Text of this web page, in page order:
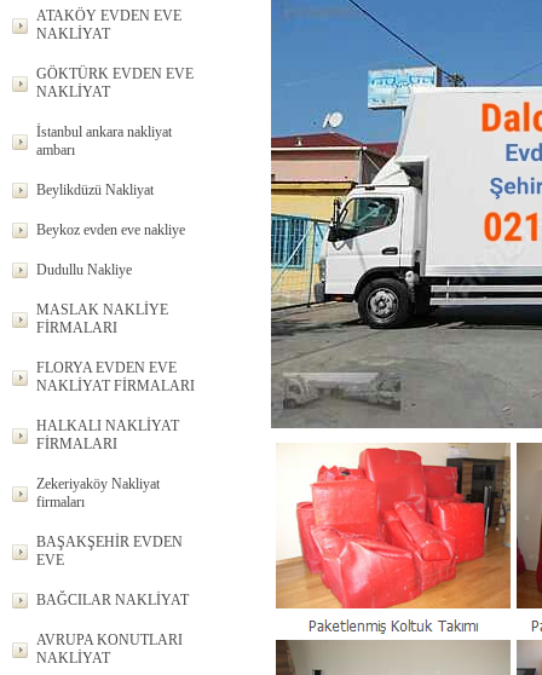
ATAKÖY EVDEN EVE
NAKLİYAT
GÖKTÜRK EVDEN EVE
NAKLİYAT
İstanbul ankara nakliyat
ambarı
Beylikdüzü Nakliyat
Beykoz evden eve nakliye
Dudullu Nakliye
MASLAK NAKLİYE
FİRMALARI
FLORYA EVDEN EVE
NAKLİYAT FİRMALARI
HALKALI NAKLİYAT
FİRMALARI
Zekeriyaköy Nakliyat
firmaları
BAŞAKŞEHİR EVDEN
EVE
BAĞCILAR NAKLİYAT
AVRUPA KONUTLARI
NAKLİYAT